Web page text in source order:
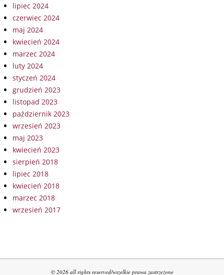
lipiec 2024
czerwiec 2024
maj 2024
kwiecień 2024
marzec 2024
luty 2024
styczeń 2024
grudzień 2023
listopad 2023
październik 2023
wrzesień 2023
maj 2023
kwiecień 2023
sierpień 2018
lipiec 2018
kwiecień 2018
marzec 2018
wrzesień 2017
© 2026 all rights reserved/wszelkie prawa zastrzeżone